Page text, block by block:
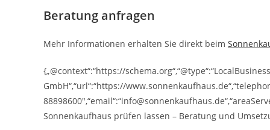
Beratung anfragen
Mehr Informationen erhalten Sie direkt beim
{„@context“:“https://
GmbH“,“url“:“https://
Sonnenkaufhaus prüfen lassen – Beratung und